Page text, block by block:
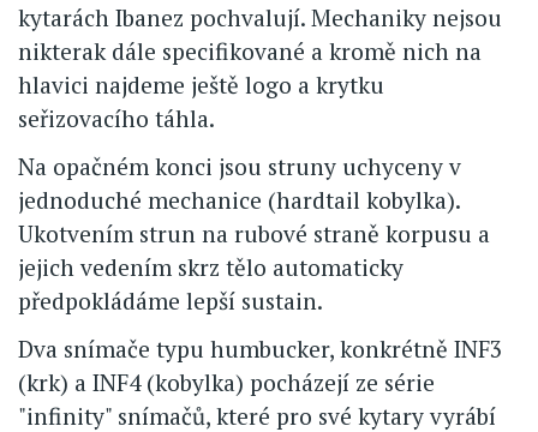
kytarách Ibanez pochvalují. Mechaniky nejsou
nikterak dále specifikované a kromě nich na
hlavici najdeme ještě logo a krytku
seřizovacího táhla.
Na opačném konci jsou struny uchyceny v
jednoduché mechanice (hardtail kobylka).
Ukotvením strun na rubové straně korpusu a
jejich vedením skrz tělo automaticky
předpokládáme lepší sustain.
Dva snímače typu humbucker, konkrétně INF3
(krk) a INF4 (kobylka) pocházejí ze série
"infinity" snímačů, které pro své kytary vyrábí